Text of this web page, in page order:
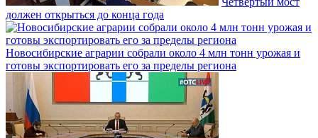
должен открыться до конца года
Новосибирские аграрии собрали около 4 млн тонн урожая и
готовы экспортировать его за пределы региона